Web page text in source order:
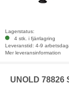
Lagerstatus:
4 stk. i fjärrlagring
Leveranstid: 4-9
Mer leveransinformation
UNOLD 78826